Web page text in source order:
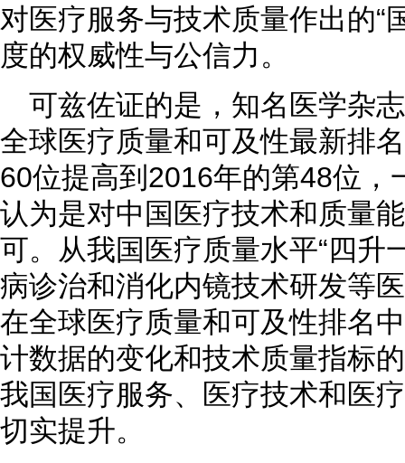
对医疗服务与技术质量作出的“
度的权威性与公信力。
可兹佐证的是，知名医学杂
全球医疗质量和可及性最新排
60位提高到2016年的第48位，
认为是对中国医疗技术和质量
可。从我国医疗质量水平“四升
病诊治和消化内镜技术研发等
在全球医疗质量和可及性排名
计数据的变化和技术质量指标
我国医疗服务、医疗技术和医
切实提升。